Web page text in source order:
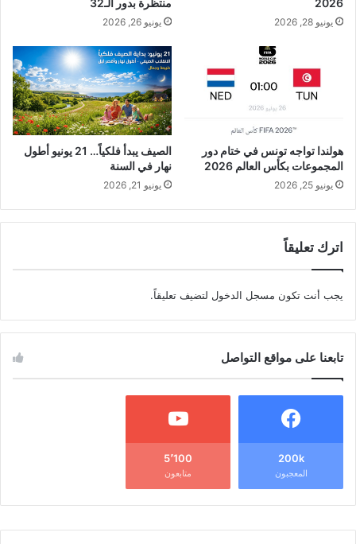
يونيو 28, 2026 يونيو 26, 2026
هولندا تواجه تونس في ختام دور
المجموعات بكأس العالم 2026
يونيو 25, 2026
الصيف يبدأ فلكياً… 21 يونيو أطول
نهار في السنة
يونيو 21, 2026
اترك تعليقاً
يجب أنت تكون مسجل الدخول لتضيف تعليقاً.
تابعنا على مواقع التواصل
200k
المعجبون
5٬100
متابعون